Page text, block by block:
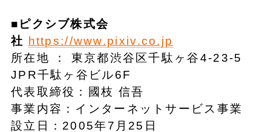
■ピクシブ株式会
社
https://www.pixiv.co.jp
所在地 ： 東京都渋谷区千駄ヶ谷4-23-5
JPR千駄ヶ谷ビル6F
代表取締役：國枝 信吾
事業内容：インターネットサービス事業
設立日：2005年7月25日